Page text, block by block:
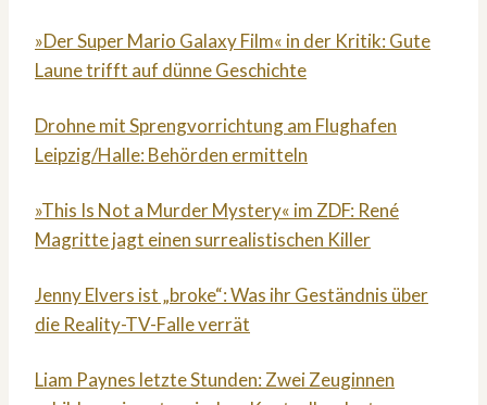
»Der Super Mario Galaxy Film« in der Kritik: Gute
Laune trifft auf dünne Geschichte
Drohne mit Sprengvorrichtung am Flughafen
Leipzig/Halle: Behörden ermitteln
»This Is Not a Murder Mystery« im ZDF: René
Magritte jagt einen surrealistischen Killer
Jenny Elvers ist „broke“: Was ihr Geständnis über
die Reality-TV-Falle verrät
Liam Paynes letzte Stunden: Zwei Zeuginnen